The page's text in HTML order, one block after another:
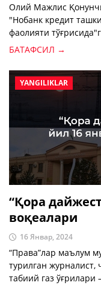
Олий Мажлис
"Нобанк кредит
фаолияти
БАТАФСИЛ →
YANGILIKLAR
“Қора
воқеалари
16 Январ, 2024
“Права”лар маълум
турилган журналист,
табиий газ ўғрилари